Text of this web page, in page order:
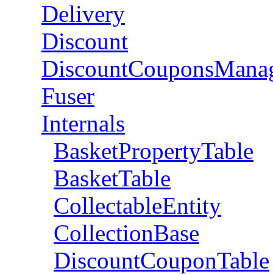
Delivery
Discount
Fuser
Internals
BasketPropertyTable
BasketTable
CollectableEntity
CollectionBase
DiscountCouponTable